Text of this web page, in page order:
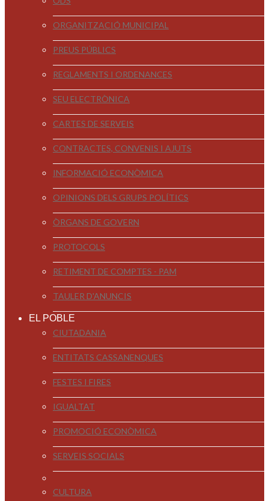
ORGANITZACIÓ MUNICIPAL
PREUS PÚBLICS
REGLAMENTS I ORDENANCES
SEU ELECTRÒNICA
CARTES DE SERVEIS
CONTRACTES, CONVENIS I AJUTS
INFORMACIÓ ECONÒMICA
OPINIONS DELS GRUPS POLÍTICS
ÒRGANS DE GOVERN
PROTOCOLS
RETIMENT DE COMPTES - PAM
TAULER D'ANUNCIS
EL POBLE
CIUTADANIA
ENTITATS CASSANENQUES
FESTES I FIRES
IGUALTAT
PROMOCIÓ ECONÒMICA
SERVEIS SOCIALS
CULTURA